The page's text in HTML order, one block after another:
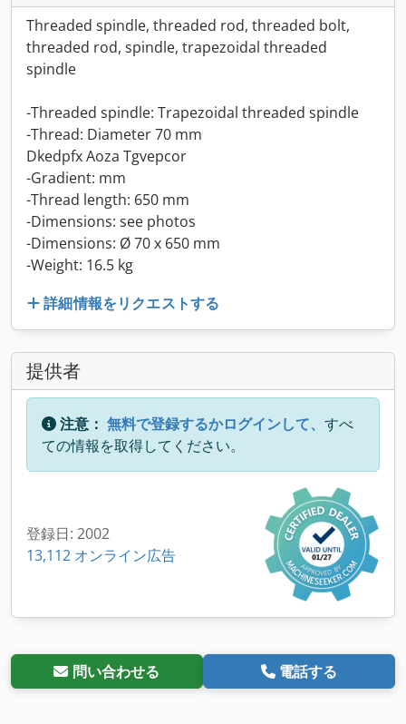
Threaded spindle, threaded rod, threaded bolt,
threaded rod, spindle, trapezoidal threaded
spindle
-Threaded spindle: Trapezoidal threaded spindle
-Thread: Diameter 70 mm
Dkedpfx Aoza Tgvepcor
-Gradient: mm
-Thread length: 650 mm
-Dimensions: see photos
-Dimensions: Ø 70 x 650 mm
-Weight: 16.5 kg
詳細情報をリクエストする
提供者
注意： 無料で登録するかログインして、 すべ
ての情報を取得してください。
登録日: 2002
13,112 オンライン広告
問い合わせる 電話する